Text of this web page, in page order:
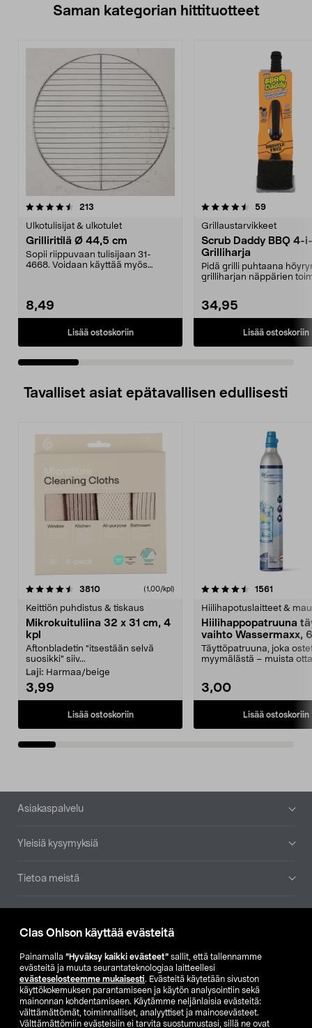
Clas Ohlson käyttää evästeitä
Painamalla ”Hyväksy kaikki evästeet” sallit, että tallennamme
evästeitä ja muuta seurantateknologiaa laitteellesi
evästeselosteemme mukaisesti. Evästeitä käytetään sivuston
käyttökokemuksen parantamiseen ja käytön analysointiin sekä
mainonnan kohdentamiseen. Käytämme neljänlaisia evästeitä:
välttämättömät, toiminnalliset, analyyttiset ja mainosevästeet.
Välttämättömiin evästeisiin ei tarvita suostumustasi, sillä ne ovat
Saman kategorian hittituotteet
213
Ulkotulisijat & ulkotulet
Grilliritilä Ø 44,5 cm
Sopii riippuvaan tulisijaan 31-
4668. Voidaan käyttää myös
8,49
Lisää ostoskoriin
4.5 viidestä
59arvostelut
Grillaustarvikkeet
Scrub Daddy BBQ 4-
Grilliharja
Pidä grilli puhtaana
grilliharjan näppärien
34,95
Lisää ostoskoriin
4.5 viidestä
Tavalliset asiat epätavallisen edullisesti
3810arvostelut (1,00/kpl)
Keittiön puhdistus & tiskaus
Mikrokuituliina 32 x 31 cm, 4
kpl
Aftonbladetin "itsestään selvä
suosikki" siiv...
Laji: Harmaa/beige
3,99
Lisää ostoskoriin
4.5viidestä
1561
Hiilihapotuslaitteet &
Hiilihappopatruuna
vaihto Wassermaxx,
Täyttöpatruuna, joka
myymälästä – muista
3,00
Lisää ostoskoriin
4.5viidestä
Alatunniste
Asiakaspalvelu
Yleisiä kysymyksiä
Tietoa meistä
Etsi myymälä
SE NO FI